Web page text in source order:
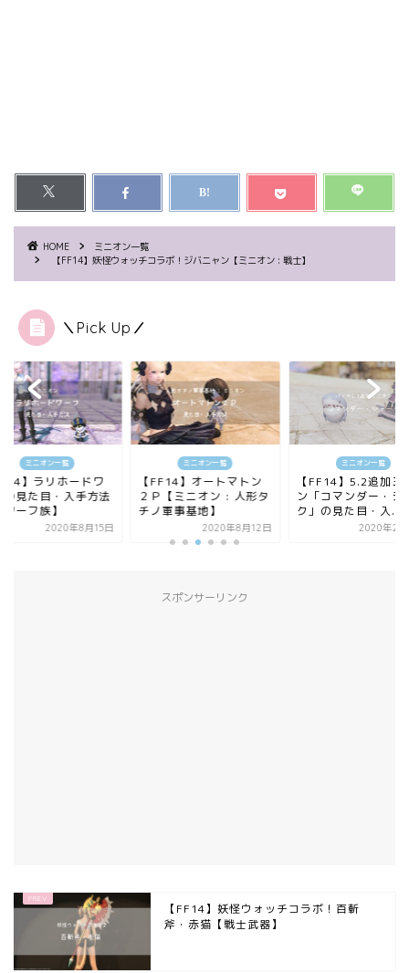
HOME
ミニオン一覧
【FF14】妖怪ウォッチコラボ！ジバニャン【ミニオン : 戦士】
＼Pick Up／
ミニオン一覧
】ラリホードワ
の見た目・入手方法
ーフ族】
2020年8月15日
ミニオン一覧
【FF14】オートマトン
２Ｐ【ミニオン : 人形タ
チノ軍事基地】
2020年8月12日
ミニオン一覧
【FF14】5.2追加ミ
ン「コマンダー・シ
ク」の見た目・入...
2020年2
スポンサーリンク
【FF14】妖怪ウォッチコラボ！百斬
斧・赤猫【戦士武器】